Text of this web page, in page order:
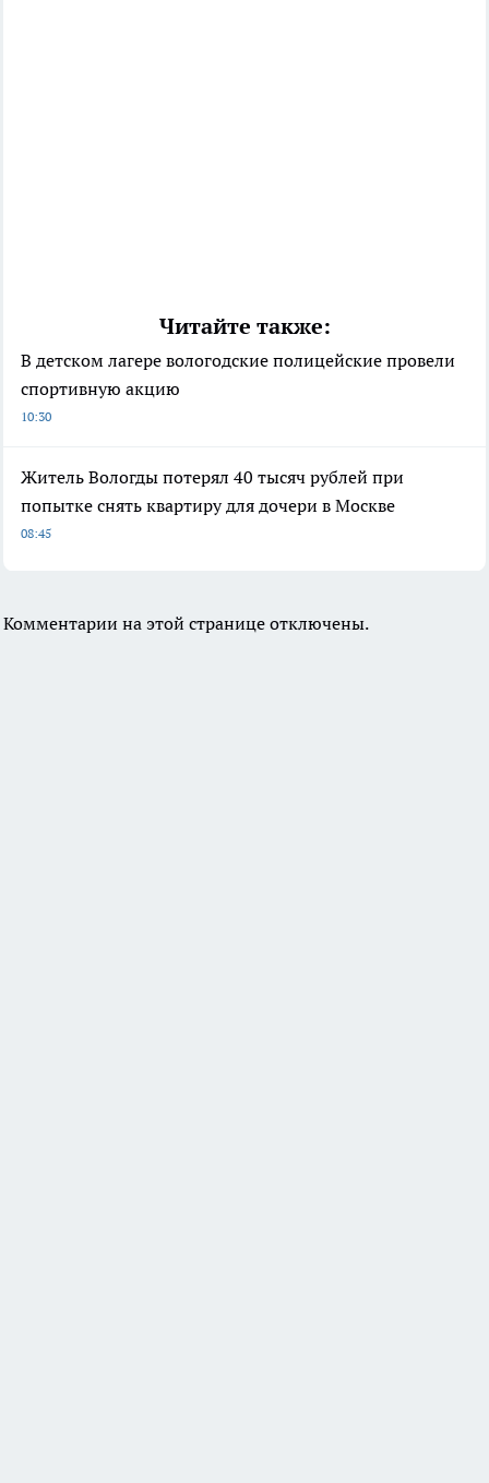
Читайте также:
В детском лагере вологодские полицейские провели
спортивную акцию
10:30
Житель Вологды потерял 40 тысяч рублей при
попытке снять квартиру для дочери в Москве
08:45
Комментарии на этой странице отключены.